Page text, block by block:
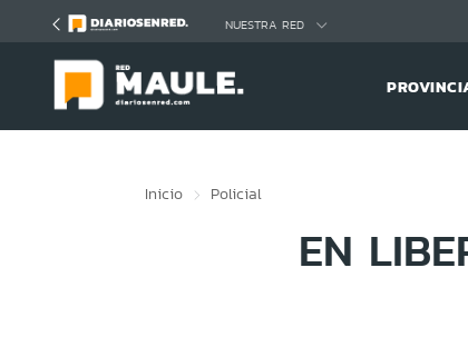
NUESTRA RED
Inicio Policial
EN